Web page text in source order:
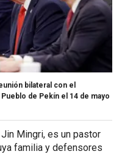
bilateral con el
de Pekín el 14 de mayo
Mingri, es un pastor
familia y defensores